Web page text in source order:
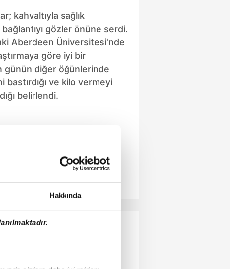
Hakkında
kahvaltıyla sağlık
bağlantıyı gözler önüne serdi.
Aberdeen Üniversitesi'nde
göre iyi bir
günün diğer öğünlerinde
bastırdığı ve kilo vermeyi
belirlendi.